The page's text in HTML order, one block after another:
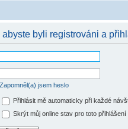
byli registrováni a
Zapomněl(a) jsem heslo
Přihlásit mě automaticky při každé
Skrýt můj online stav pro toto přihlášení